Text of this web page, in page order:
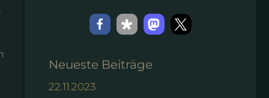
Neueste Beiträge
22.11.2023